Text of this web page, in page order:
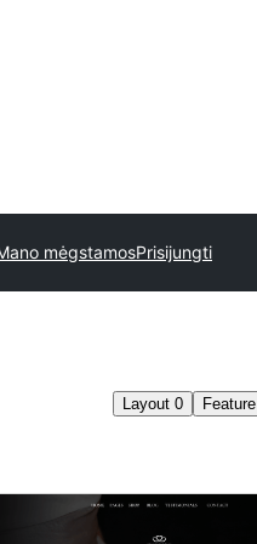
mėgstamosPrisijungti
Layout 0 Feature